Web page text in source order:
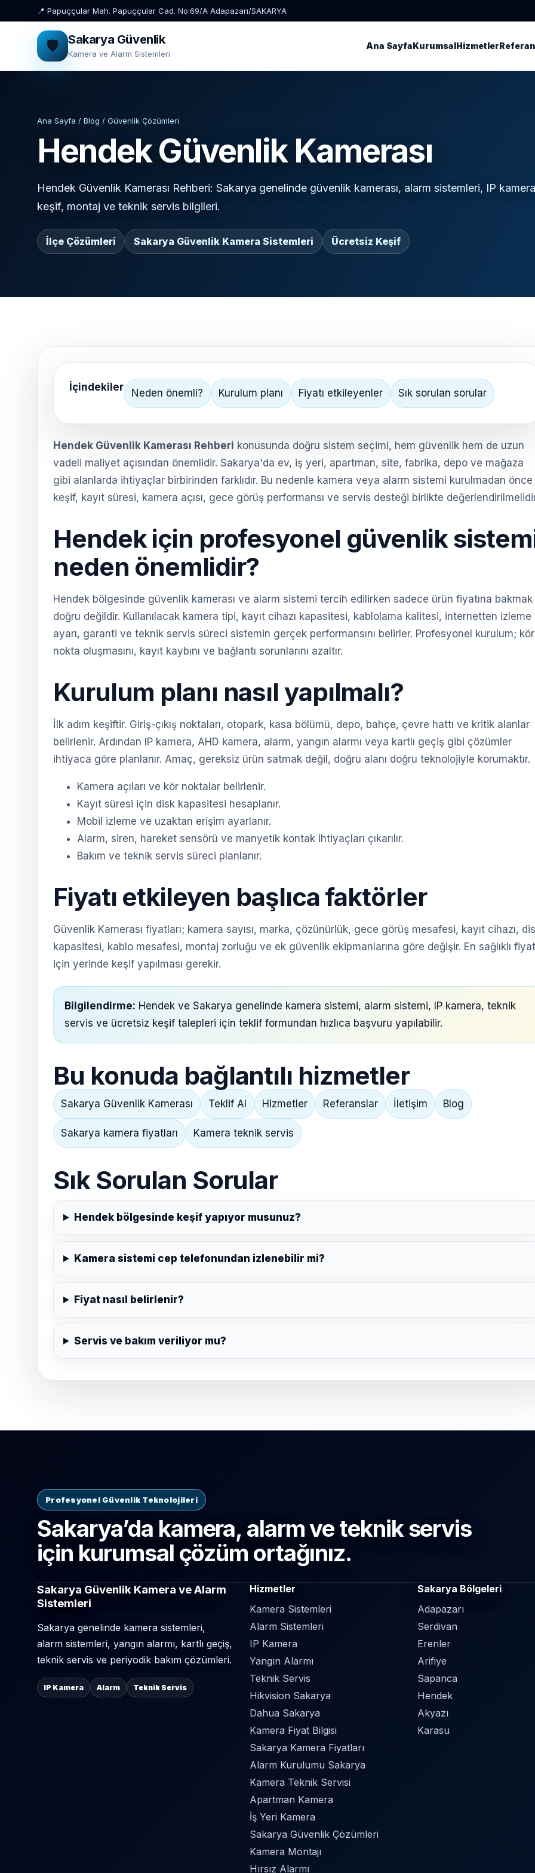
📍 Papuççular Mah. Papuççular Cad. No:69/A Adapazarı/SAKARYA
🛡️ Sakarya Güvenlik
Kamera ve Alarm Sistemleri
Ana SayfaKurumsalHizmetler
Ana Sayfa / Blog / Güvenlik Çözümleri
Hendek Güvenlik Kamerası
Hendek Güvenlik Kamerası Rehberi: Sakarya genelinde güvenlik kamerası, alarm sistemleri, IP
keşif, montaj ve teknik servis bilgileri.
İlçe Çözümleri Sakarya Güvenlik Kamera Sistemleri Ücretsiz Keşif
İçindekiler Neden önemli? Kurulum planı Fiyatı etkileyenler Sık sorulan sorular
Hendek Güvenlik Kamerası Rehberi konusunda doğru sistem seçimi, hem güvenlik hem de uzun
vadeli maliyet açısından önemlidir. Sakarya'da ev, iş yeri, apartman, site, fabrika, depo ve mağaza
gibi alanlarda ihtiyaçlar birbirinden farklıdır. Bu nedenle kamera veya alarm sistemi kurulmadan önce
keşif, kayıt süresi, kamera açısı, gece görüş performansı ve servis desteği birlikte
Hendek için profesyonel güvenlik
neden önemlidir?
Hendek bölgesinde güvenlik kamerası ve alarm sistemi tercih edilirken sadece ürün fiyatına bakmak
doğru değildir. Kullanılacak kamera tipi, kayıt cihazı kapasitesi, kablolama kalitesi, internetten izleme
ayarı, garanti ve teknik servis süreci sistemin gerçek performansını belirler. Profesyonel kurulum; kör
nokta oluşmasını, kayıt kaybını ve bağlantı sorunlarını azaltır.
Kurulum planı nasıl yapılmalı?
İlk adım keşiftir. Giriş-çıkış noktaları, otopark, kasa bölümü, depo, bahçe, çevre hattı ve kritik alanlar
belirlenir. Ardından IP kamera, AHD kamera, alarm, yangın alarmı veya kartlı geçiş gibi çözümler
ihtiyaca göre planlanır. Amaç, gereksiz ürün satmak değil, doğru alanı doğru teknolojiyle korumaktır.
Kamera açıları ve kör noktalar belirlenir.
Kayıt süresi için disk kapasitesi hesaplanır.
Mobil izleme ve uzaktan erişim ayarlanır.
Alarm, siren, hareket sensörü ve manyetik kontak ihtiyaçları çıkarılır.
Bakım ve teknik servis süreci planlanır.
Fiyatı etkileyen başlıca faktörler
Güvenlik Kamerası fiyatları; kamera sayısı, marka, çözünürlük, gece görüş mesafesi, kayıt cihazı,
kapasitesi, kablo mesafesi, montaj zorluğu ve ek güvenlik ekipmanlarına göre değişir. En sağlıklı fiyat
için yerinde keşif yapılması gerekir.
Bilgilendirme: Hendek ve Sakarya genelinde kamera sistemi, alarm sistemi, IP kamera, teknik
servis ve ücretsiz keşif talepleri için teklif formundan hızlıca başvuru yapılabilir.
Bu konuda bağlantılı hizmetler
Sakarya Güvenlik Kamerası Teklif Al Hizmetler Referanslar İletişim Blog
Sakarya kamera fiyatları Kamera teknik servis
Sık Sorulan Sorular
Hendek bölgesinde keşif yapıyor musunuz?
Kamera sistemi cep telefonundan izlenebilir mi?
Fiyat nasıl belirlenir?
Servis ve bakım veriliyor mu?
Profesyonel Güvenlik Teknolojileri
Sakarya’da kamera, alarm ve teknik servis
için kurumsal çözüm ortağınız.
Sakarya Güvenlik Kamera ve Alarm
Sistemleri
Sakarya genelinde kamera sistemleri,
alarm sistemleri, yangın alarmı, kartlı geçiş,
teknik servis ve periyodik bakım çözümleri.
IP Kamera Alarm Teknik Servis
Hizmetler
Kamera Sistemleri
Alarm Sistemleri
IP Kamera
Yangın Alarmı
Teknik Servis
Hikvision Sakarya
Dahua Sakarya
Kamera Fiyat Bilgisi
Sakarya Kamera Fiyatları
Alarm Kurulumu Sakarya
Kamera Teknik Servisi
Apartman Kamera
İş Yeri Kamera
Sakarya Güvenlik Çözümleri
Kamera Montajı
Hırsız Alarmı
Sakarya Bölgeleri
Adapazarı
Serdivan
Erenler
Arifiye
Sapanca
Hendek
Akyazı
Karasu